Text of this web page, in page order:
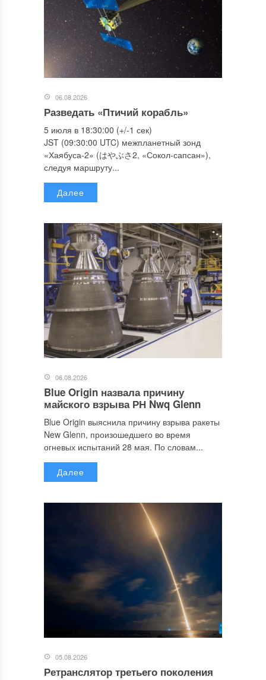
06.08.2026
Разведать «Птичий корабль»
5 июля в 18:30:00 (+/-1 сек)
JST (09:30:00 UTC) межпланетный зонд
«Хаябуса-2» (はやぶさ2, «Сокол-сапсан»),
следуя маршруту...
Далее
06.08.2026
Blue Origin назвала причину
майского взрыва РН Nwq Glenn
Blue Origin выяснила причину взрыва ракеты
New Glenn, произошедшего во время
огневых испытаний 28 мая. По словам...
Далее
05.08.2026
Ретранслятор третьего поколения